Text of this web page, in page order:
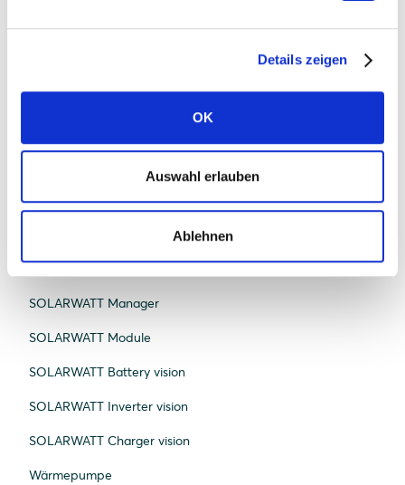
Details zeigen
OK
Auswahl erlauben
Ablehnen
Kategorie Förderungen
Produkte
SOLARWATT Manager
SOLARWATT Module
SOLARWATT Battery vision
SOLARWATT Inverter vision
SOLARWATT Charger vision
Wärmepumpe